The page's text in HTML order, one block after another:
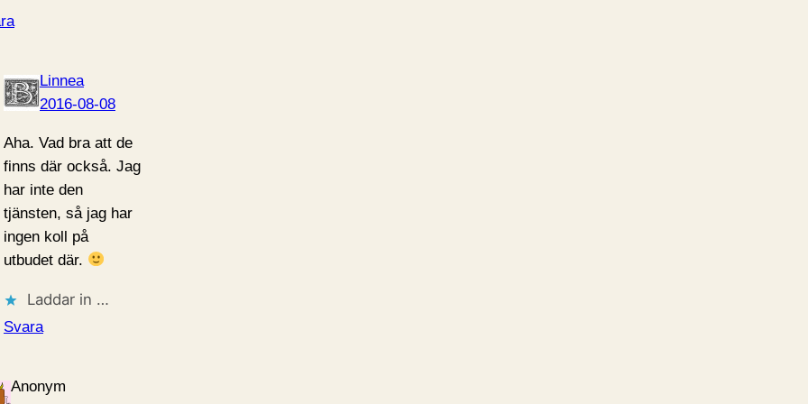
Linnea
2016-08-08
Aha. Vad bra att de
finns där också. Jag
har inte den
tjänsten, så jag har
ingen koll på
utbudet där.
Laddar in …
Svara
Anonym